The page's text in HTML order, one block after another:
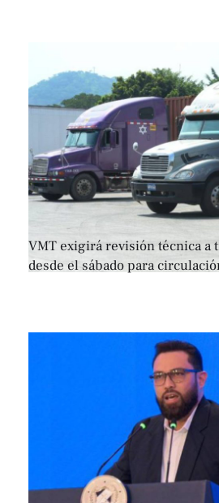
VMT exigirá revisión técnica a
desde el sábado para